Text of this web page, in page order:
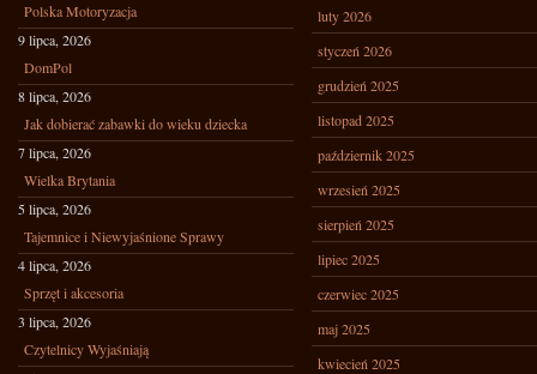
Polska Motoryzacja
9 lipca, 2026
DomPol
8 lipca, 2026
Jak dobierać zabawki do wieku dziecka
7 lipca, 2026
Wielka Brytania
5 lipca, 2026
Tajemnice i Niewyjaśnione Sprawy
4 lipca, 2026
Sprzęt i akcesoria
3 lipca, 2026
Czytelnicy Wyjaśniają
luty 2026
styczeń 2026
grudzień 2025
listopad 2025
październik 2025
wrzesień 2025
sierpień 2025
lipiec 2025
czerwiec 2025
maj 2025
kwiecień 2025